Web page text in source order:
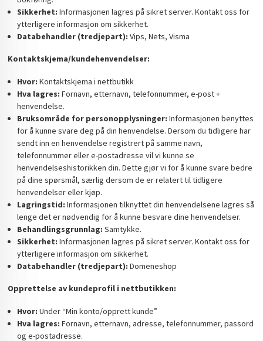
Sikkerhet: Informasjonen lagres på sikret server. Kontakt oss for
ytterligere informasjon om sikkerhet.
Databehandler (tredjepart): Vips, Nets, Visma
Kontaktskjema/kundehenvendelser:
Hvor: Kontaktskjema i nettbutikk
Hva lagres: Fornavn, etternavn, telefonnummer, e-post +
henvendelse.
Bruksområde for personopplysninger: Informasjonen benyttes
for å kunne svare deg på din henvendelse. Dersom du tidligere har
sendt inn en henvendelse registrert på samme navn,
telefonnummer eller e-postadresse vil vi kunne se
henvendelseshistorikken din. Dette gjør vi for å kunne svare bedre
på dine spørsmål, særlig dersom de er relatert til tidligere
henvendelser eller kjøp.
Lagringstid: Informasjonen tilknyttet din henvendelsene lagres så
lenge det er nødvendig for å kunne besvare dine henvendelser.
Behandlingsgrunnlag: Samtykke.
Sikkerhet: Informasjonen lagres på sikret server. Kontakt oss for
ytterligere informasjon om sikkerhet.
Databehandler (tredjepart): Domeneshop
Opprettelse av kundeprofil i nettbutikken:
Hvor: Under “Min konto/opprett kunde”
Hva lagres: Fornavn, etternavn, adresse, telefonnummer, passord
og e-postadresse.